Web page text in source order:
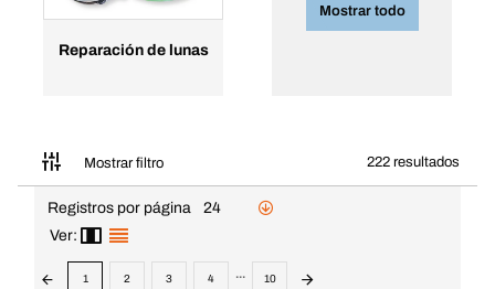
Reparación de lunas
Mostrar todo
Mostrar filtro 222 resultados
Registros por página
24
Ver:
1 2 3 4 ... 10